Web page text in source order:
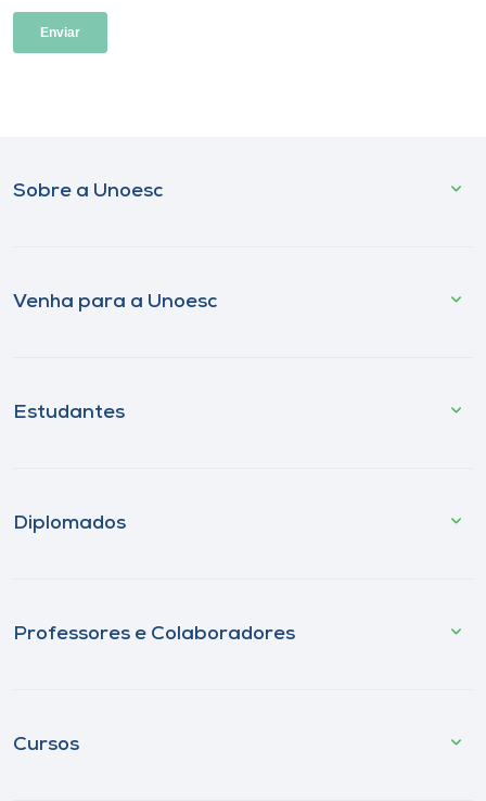
Sobre a Unoesc
Venha para a Unoesc
Estudantes
Diplomados
Professores e Colaboradores
Cursos